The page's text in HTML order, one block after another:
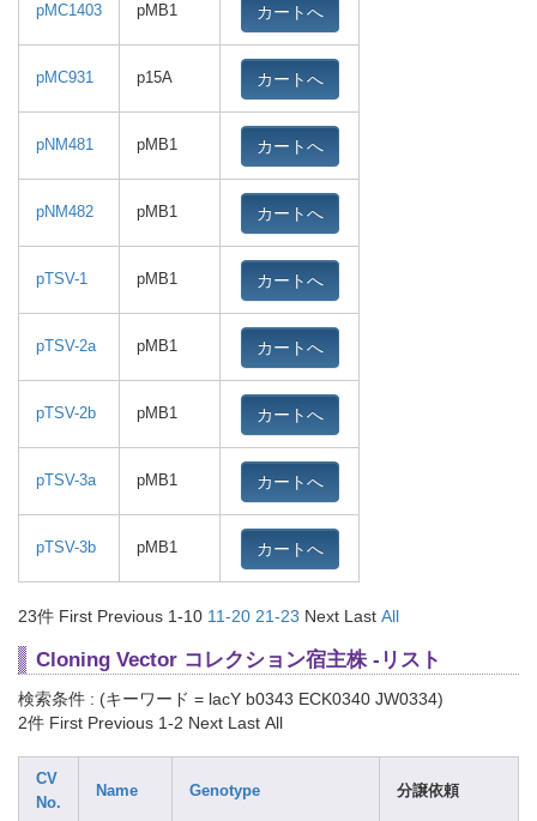
pMC1403 pMB1 カートへ
pMC931 p15A カートへ
pNM481 pMB1 カートへ
pNM482 pMB1 カートへ
pTSV-1 pMB1 カートへ
pTSV-2a pMB1 カートへ
pTSV-2b pMB1 カートへ
pTSV-3a pMB1 カートへ
pTSV-3b pMB1 カートへ
23件 First Previous 1-10 11-20 21-23 Next Last All
Cloning Vector コレクション宿主株 -リスト
検索条件 : (キーワード = lacY b0343 ECK0340 JW0334)
2件 First Previous 1-2 Next Last All
CV
No.
Name Genotype 分譲依頼